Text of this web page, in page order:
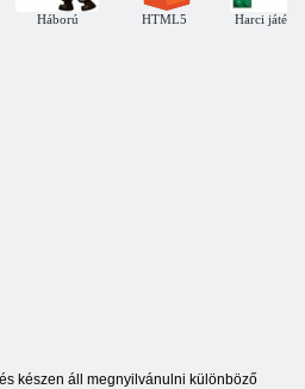
Háború HTML5 Harci
készen áll megnyilvánulni különböző